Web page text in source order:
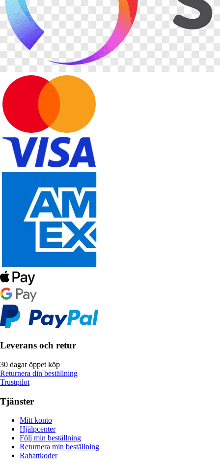
Leverans och retur
30 dagar öppet köp
Returnera din beställning
Trustpilot
Tjänster
Mitt konto
Hjälpcenter
Följ min beställning
Returnera min beställning
Rabattkoder